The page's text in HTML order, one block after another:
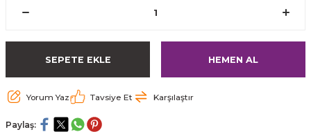
SEPETE EKLE HEMEN AL
Yorum Yaz Tavsiye Et Karşılaştır
Paylaş: